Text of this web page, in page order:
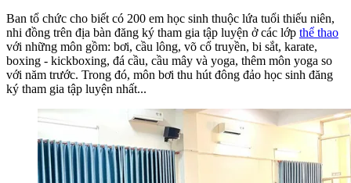
Ban tổ chức cho biết có 200 em học sinh thuộc lứa tuổi thiếu niên,
nhi đồng trên địa bàn đăng ký tham gia tập luyện ở các lớp thể thao
với những môn gồm: bơi, cầu lông, võ cổ truyền, bi sắt, karate,
boxing - kickboxing, đá cầu, cầu mây và yoga, thêm môn yoga so
với năm trước. Trong đó, môn bơi thu hút đông đảo học sinh đăng
ký tham gia tập luyện nhất...